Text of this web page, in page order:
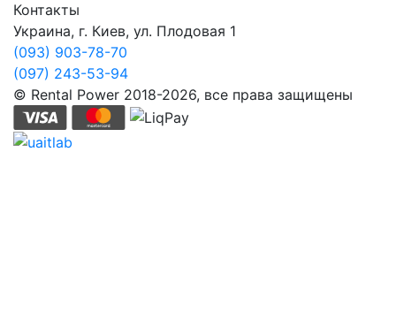
Контакты
Украина, г. Киев, ул. Плодовая 1
(093) 903-78-70
(097) 243-53-94
© Rental Power 2018-2026, все права защищены